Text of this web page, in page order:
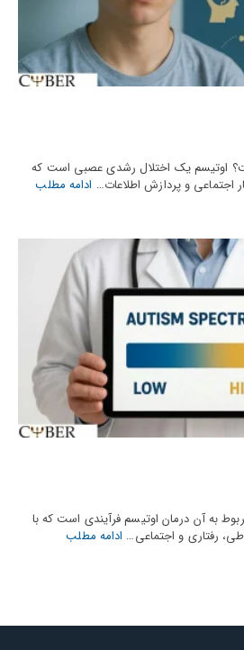
اوتیسم یک اختلال رشدی عصبی است که
اجتماعی و پردازش اطلاعات… ادامه مطلب
به آن درمان اوتیسم فرآیندی است که با
رفتاری و اجتماعی… ادامه مطلب